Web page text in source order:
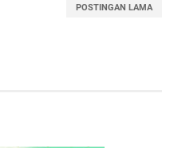
POSTINGAN LAMA